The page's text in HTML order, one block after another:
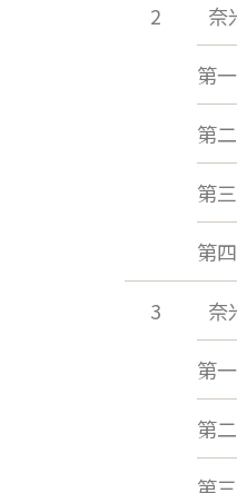
2 奈
第
第
第
第
3 奈
第
第